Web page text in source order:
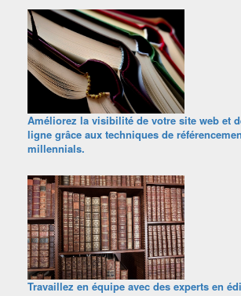
Améliorez la visibilité de votre site web et
ligne grâce aux techniques de
millennials.
Travaillez en équipe avec des experts en